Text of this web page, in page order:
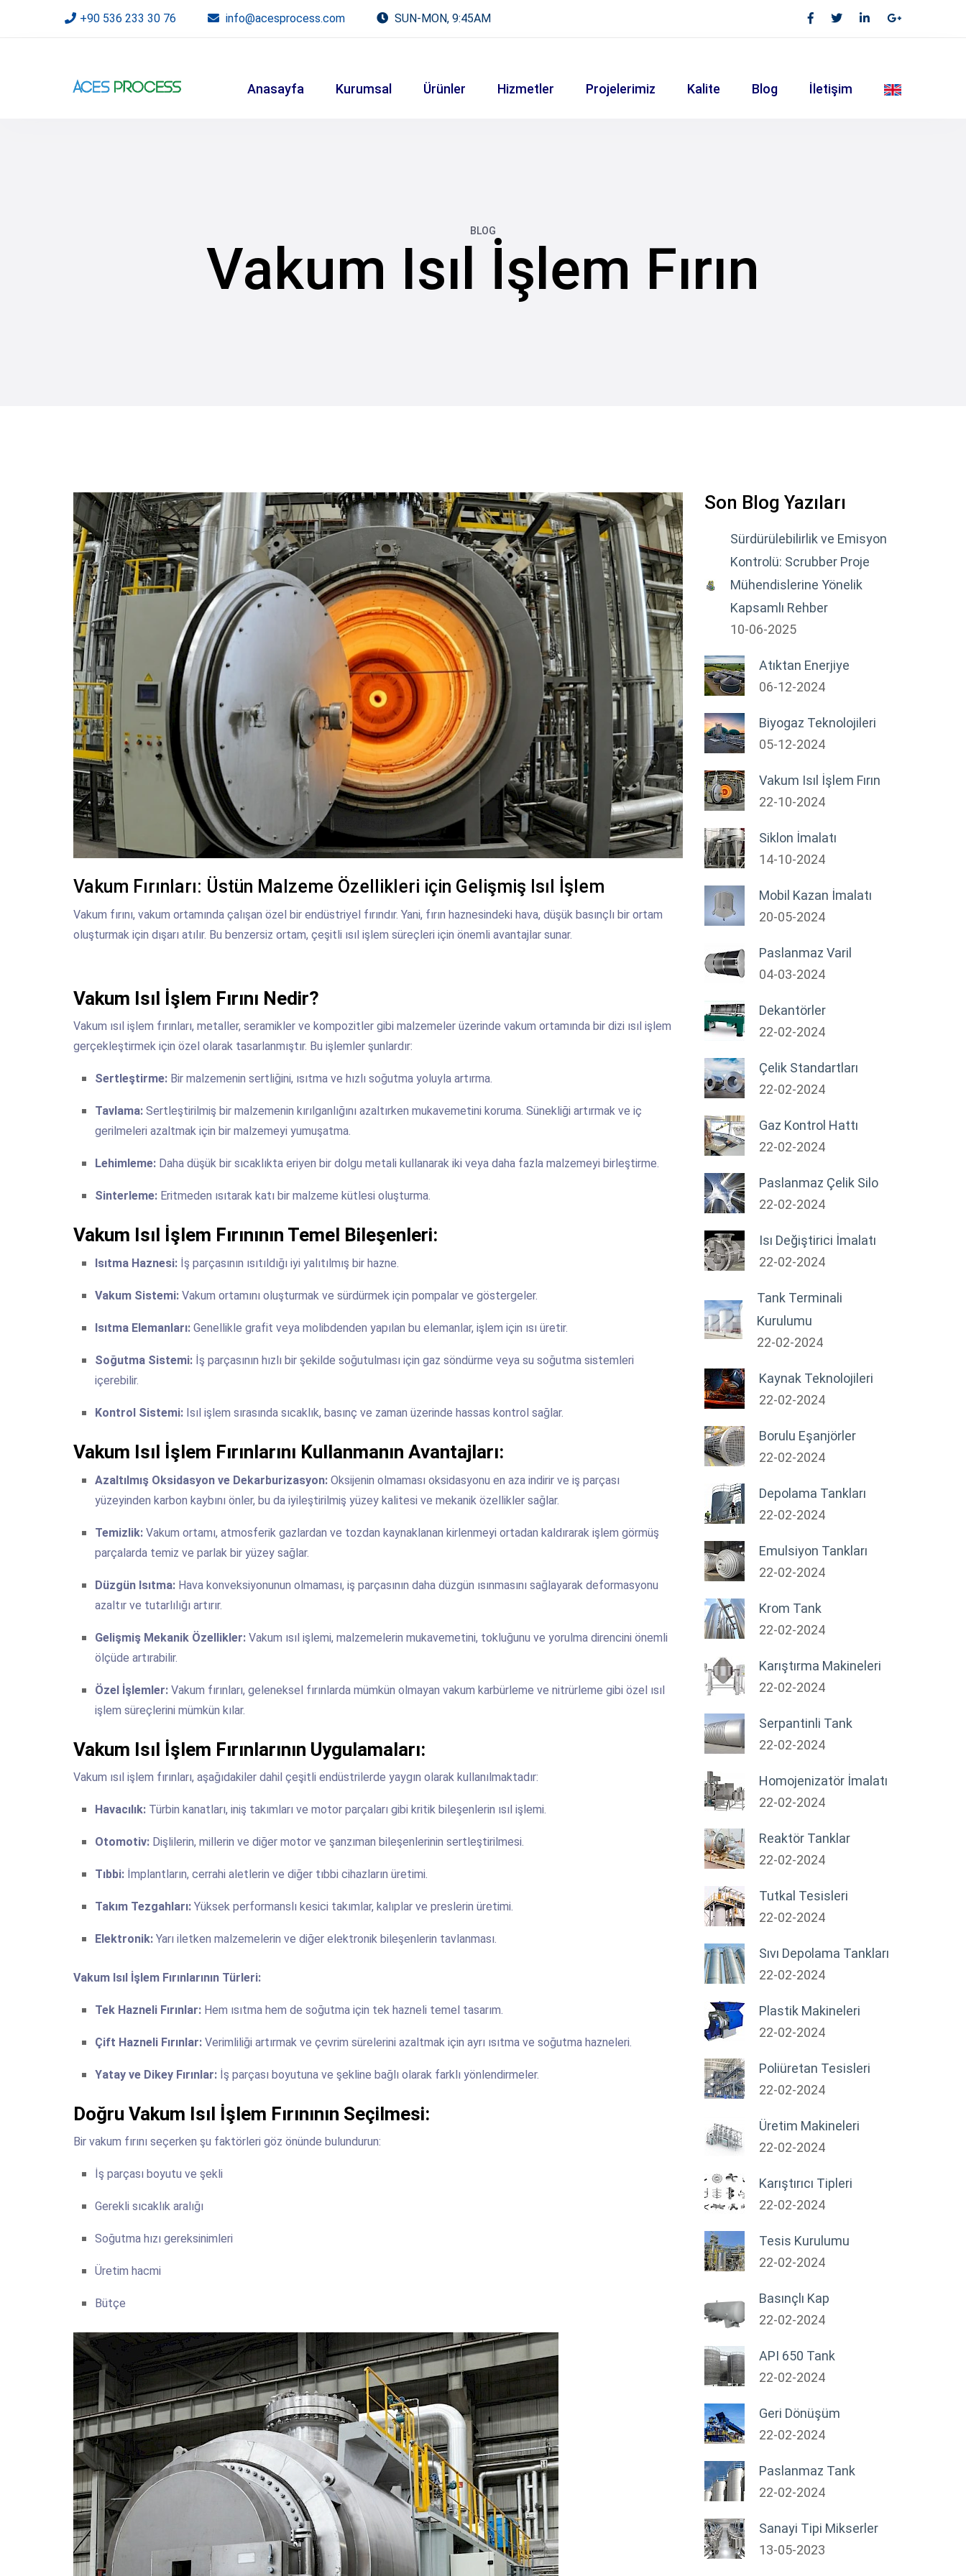
+90 536 233 30 76 info@acesprocess.com SUN-MON, 9:45AM
Anasayfa Kurumsal Ürünler Hizmetler Projelerimiz Kalite Blog İletişim
BLOG
Vakum Isıl İşlem Fırın
Vakum Fırınları: Üstün Malzeme Özellikleri için Gelişmiş Isıl İşlem
Vakum fırını, vakum ortamında çalışan özel bir endüstriyel fırındır. Yani, fırın haznesindeki hava, düşük basınçlı bir ortam
oluşturmak için dışarı atılır. Bu benzersiz ortam, çeşitli ısıl işlem süreçleri için önemli avantajlar sunar.
Vakum Isıl İşlem Fırını Nedir?
Vakum ısıl işlem fırınları, metaller, seramikler ve kompozitler gibi malzemeler üzerinde vakum ortamında bir dizi ısıl işlem
gerçekleştirmek için özel olarak tasarlanmıştır. Bu işlemler şunlardır:
Sertleştirme: Bir malzemenin sertliğini, ısıtma ve hızlı soğutma yoluyla artırma.
Tavlama: Sertleştirilmiş bir malzemenin kırılganlığını azaltırken mukavemetini koruma. Sünekliği artırmak ve iç
gerilmeleri azaltmak için bir malzemeyi yumuşatma.
Lehimleme: Daha düşük bir sıcaklıkta eriyen bir dolgu metali kullanarak iki veya daha fazla malzemeyi birleştirme.
Sinterleme: Eritmeden ısıtarak katı bir malzeme kütlesi oluşturma.
Vakum Isıl İşlem Fırınının Temel Bileşenleri:
Isıtma Haznesi: İş parçasının ısıtıldığı iyi yalıtılmış bir hazne.
Vakum Sistemi: Vakum ortamını oluşturmak ve sürdürmek için pompalar ve göstergeler.
Isıtma Elemanları: Genellikle grafit veya molibdenden yapılan bu elemanlar, işlem için ısı üretir.
Soğutma Sistemi: İş parçasının hızlı bir şekilde soğutulması için gaz söndürme veya su soğutma sistemleri
içerebilir.
Kontrol Sistemi: Isıl işlem sırasında sıcaklık, basınç ve zaman üzerinde hassas kontrol sağlar.
Vakum Isıl İşlem Fırınlarını Kullanmanın Avantajları:
Azaltılmış Oksidasyon ve Dekarburizasyon: Oksijenin olmaması oksidasyonu en aza indirir ve iş parçası
yüzeyinden karbon kaybını önler, bu da iyileştirilmiş yüzey kalitesi ve mekanik özellikler sağlar.
Temizlik: Vakum ortamı, atmosferik gazlardan ve tozdan kaynaklanan kirlenmeyi ortadan kaldırarak işlem görmüş
parçalarda temiz ve parlak bir yüzey sağlar.
Düzgün Isıtma: Hava konveksiyonunun olmaması, iş parçasının daha düzgün ısınmasını sağlayarak deformasyonu
azaltır ve tutarlılığı artırır.
Gelişmiş Mekanik Özellikler: Vakum ısıl işlemi, malzemelerin mukavemetini, tokluğunu ve yorulma direncini önemli
ölçüde artırabilir.
Özel İşlemler: Vakum fırınları, geleneksel fırınlarda mümkün olmayan vakum karbürleme ve nitrürleme gibi özel ısıl
işlem süreçlerini mümkün kılar.
Vakum Isıl İşlem Fırınlarının Uygulamaları:
Vakum ısıl işlem fırınları, aşağıdakiler dahil çeşitli endüstrilerde yaygın olarak kullanılmaktadır:
Havacılık: Türbin kanatları, iniş takımları ve motor parçaları gibi kritik bileşenlerin ısıl işlemi.
Otomotiv: Dişlilerin, millerin ve diğer motor ve şanzıman bileşenlerinin sertleştirilmesi.
Tıbbi: İmplantların, cerrahi aletlerin ve diğer tıbbi cihazların üretimi.
Takım Tezgahları: Yüksek performanslı kesici takımlar, kalıplar ve preslerin üretimi.
Elektronik: Yarı iletken malzemelerin ve diğer elektronik bileşenlerin tavlanması.
Vakum Isıl İşlem Fırınlarının Türleri:
Tek Hazneli Fırınlar: Hem ısıtma hem de soğutma için tek hazneli temel tasarım.
Çift Hazneli Fırınlar: Verimliliği artırmak ve çevrim sürelerini azaltmak için ayrı ısıtma ve soğutma hazneleri.
Yatay ve Dikey Fırınlar: İş parçası boyutuna ve şekline bağlı olarak farklı yönlendirmeler.
Doğru Vakum Isıl İşlem Fırınının Seçilmesi:
Bir vakum fırını seçerken şu faktörleri göz önünde bulundurun:
İş parçası boyutu ve şekli
Gerekli sıcaklık aralığı
Soğutma hızı gereksinimleri
Üretim hacmi
Bütçe
Son Blog Yazıları
Sürdürülebilirlik ve Emisyon
Kontrolü: Scrubber Proje
Mühendislerine Yönelik
Kapsamlı Rehber
10-06-2025
Atıktan Enerjiye
06-12-2024
Biyogaz Teknolojileri
05-12-2024
Vakum Isıl İşlem Fırın
22-10-2024
Siklon İmalatı
14-10-2024
Mobil Kazan İmalatı
20-05-2024
Paslanmaz Varil
04-03-2024
Dekantörler
22-02-2024
Çelik Standartları
22-02-2024
Gaz Kontrol Hattı
22-02-2024
Paslanmaz Çelik Silo
22-02-2024
Isı Değiştirici İmalatı
22-02-2024
Tank Terminali
Kurulumu
22-02-2024
Kaynak Teknolojileri
22-02-2024
Borulu Eşanjörler
22-02-2024
Depolama Tankları
22-02-2024
Emulsiyon Tankları
22-02-2024
Krom Tank
22-02-2024
Karıştırma Makineleri
22-02-2024
Serpantinli Tank
22-02-2024
Homojenizatör İmalatı
22-02-2024
Reaktör Tanklar
22-02-2024
Tutkal Tesisleri
22-02-2024
Sıvı Depolama Tankları
22-02-2024
Plastik Makineleri
22-02-2024
Poliüretan Tesisleri
22-02-2024
Üretim Makineleri
22-02-2024
Karıştırıcı Tipleri
22-02-2024
Tesis Kurulumu
22-02-2024
Basınçlı Kap
22-02-2024
API 650 Tank
22-02-2024
Geri Dönüşüm
22-02-2024
Paslanmaz Tank
22-02-2024
Sanayi Tipi Mikserler
13-05-2023